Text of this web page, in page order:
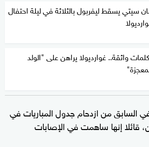
سيتي يسقط ليفربول بالثلاثة في ليلة احتفال
واثقة.. غوارديولا يراهن على "الولد
السابق من ازدحام جدول المباريات في
قائلا إنها ساهمت في الإصابات